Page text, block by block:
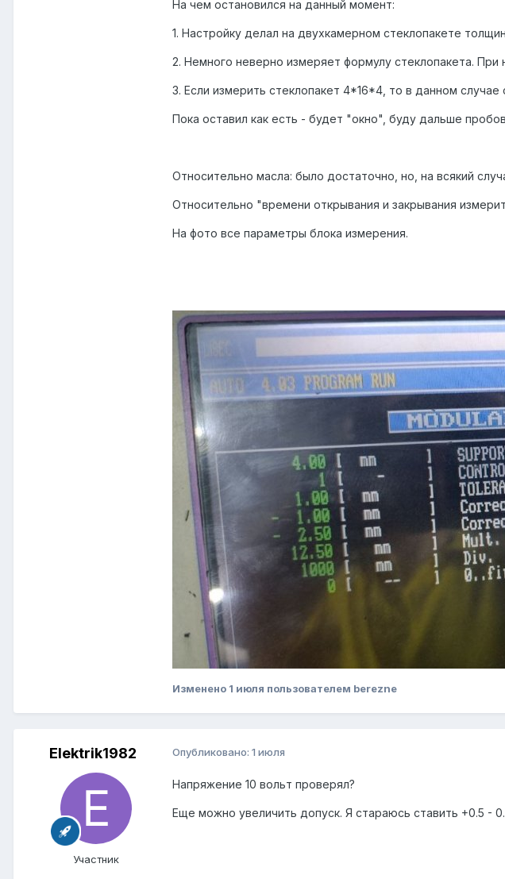
На чем остановился на данный момент:
1. Настройку делал на двухкамерном стеклопакете
2. Немного неверно измеряет формулу стеклопакета.
3. Если измерить стеклопакет 4*16*4, то в данном
Пока оставил как есть - будет "окно", буду дальше
Относительно масла: было достаточно, но, на всякий
Относительно "времени открывания и закрывания
На фото все параметры блока измерения.
Изменено 1 июля пользователем berezne
Elektrik1982
Участник
Опубликовано: 1 июля
Напряжение 10 вольт проверял?
Еще можно увеличить допуск. Я стараюсь ставить +0.5 -